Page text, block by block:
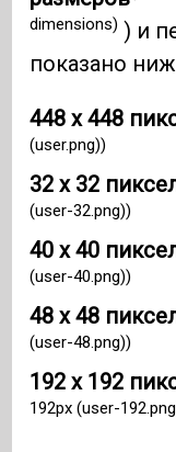
dimensions) ) и
показано
448 x 448
(user.png))
32 x 32
(user-32.png))
40 x 40
(user-40.png))
48 x 48
(user-48.png))
192 x 192
192px (user-